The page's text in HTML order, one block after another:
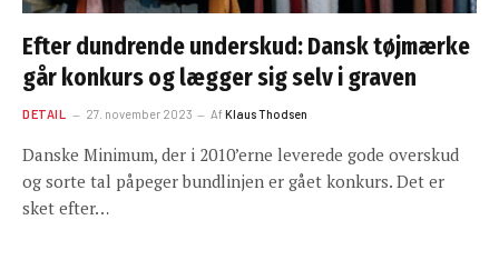
Efter dundrende underskud: Dansk tøjmærke
går konkurs og lægger sig selv i graven
DETAIL 27. november 2023 AfKlaus Thodsen
Danske Minimum, der i 2010’erne leverede gode overskud
og sorte tal påpeger bundlinjen er gået konkurs. Det er
sket efter…